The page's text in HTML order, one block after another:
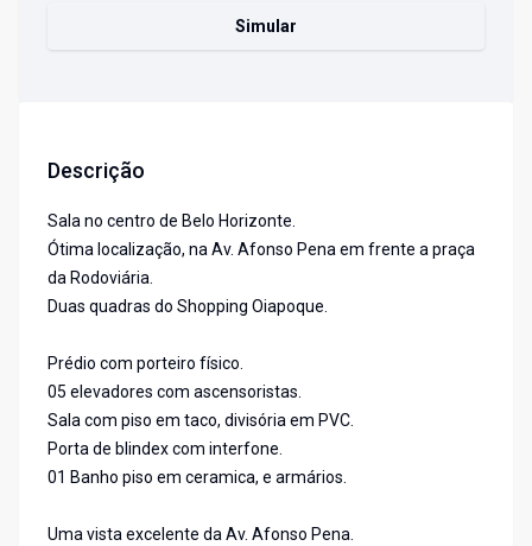
Simular
Descrição
Sala no centro de Belo Horizonte.
Ótima localização, na Av. Afonso Pena em frente a praça
da Rodoviária.
Duas quadras do Shopping Oiapoque.
Prédio com porteiro físico.
05 elevadores com ascensoristas.
Sala com piso em taco, divisória em PVC.
Porta de blindex com interfone.
01 Banho piso em ceramica, e armários.
Uma vista excelente da Av. Afonso Pena.